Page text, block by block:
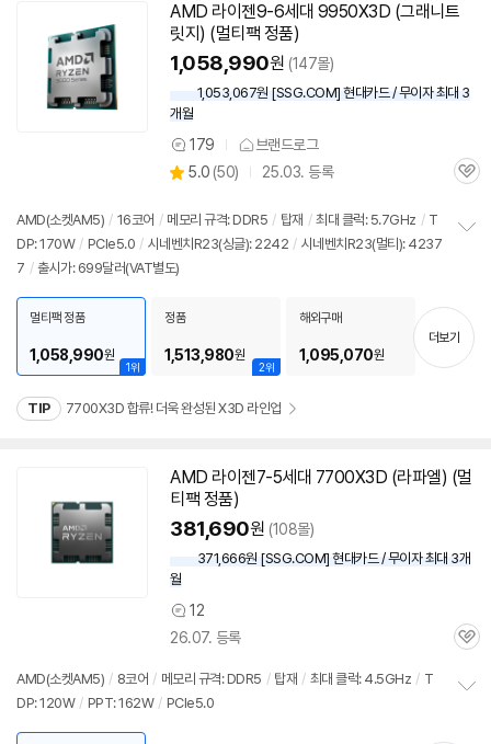
AMD 라이젠9-6세대 9950X3D (그래니트
릿지) (멀티팩 정품)
1,058,990원 (147몰)
1,053,067원 [SSG.COM] 현대카드 / 무이자 최대 3
개월
상
품
견
179 브랜드로그
별
5.0 (상
리
뷰
50) 25.03. 등록
관
AMD(소켓AM5) / 16코어 / 메모리 규격: DDR5 / 탑재 / 최대 클럭: 5.7GHz / T
DP: 170W / PCIe5.0 / 시네벤치R23(싱글): 2242 / 시네벤치R23(멀티): 4237
7 / 출시가: 699달러(VAT별도)
기
1위
멀티팩 정품
1,058,990원
2위
정품
1,513,980원
해외구매
1,095,070원
더보기
TIP 7700X3D 합류! 더욱 완성된 X3D 라인업
AMD 라이젠7-5세대 7700X3D (라파엘) (멀
티팩 정품)
381,690원 (108몰)
371,666원 [SSG.COM] 현대카드 / 무이자 최대 3개
월
상
품
견
12
26.07. 등록
관
AMD(소켓AM5) / 8코어 / 메모리 규격: DDR5 / 탑재 / 최대 클럭: 4.5GHz / T
DP: 120W / PPT: 162W / PCIe5.0